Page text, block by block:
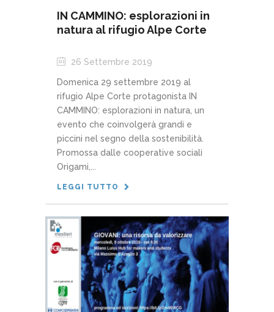
IN CAMMINO: esplorazioni in
natura al rifugio Alpe Corte
26 Settembre 2019
Domenica 29 settembre 2019 al
rifugio Alpe Corte protagonista IN
CAMMINO: esplorazioni in natura, un
evento che coinvolgerà grandi e
piccini nel segno della sostenibilità.
Promossa dalle cooperative sociali
Origami,...
LEGGI TUTTO